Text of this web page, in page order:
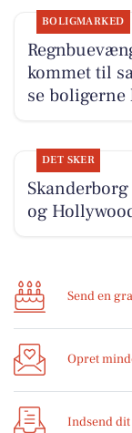
BOLIGMARKED
kommet til
se boligerne
DET SKER
og
Send en
Opret
Indsend